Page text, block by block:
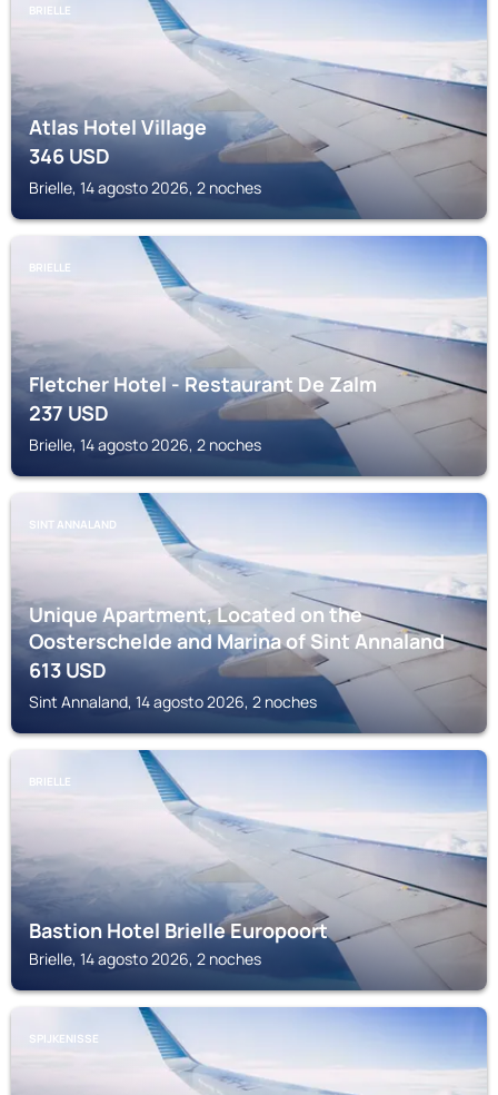
BRIELLE
Atlas Hotel Village
346USD
Brielle, 14 agosto 2026, 2 noches
BRIELLE
Fletcher Hotel - Restaurant De Zalm
237USD
Brielle, 14 agosto 2026, 2 noches
SINT ANNALAND
Unique Apartment, Located on the
Oosterschelde and Marina of Sint Annaland
613USD
Sint Annaland, 14 agosto 2026, 2 noches
BRIELLE
Bastion Hotel Brielle Europoort
Brielle, 14 agosto 2026, 2 noches
SPIJKENISSE